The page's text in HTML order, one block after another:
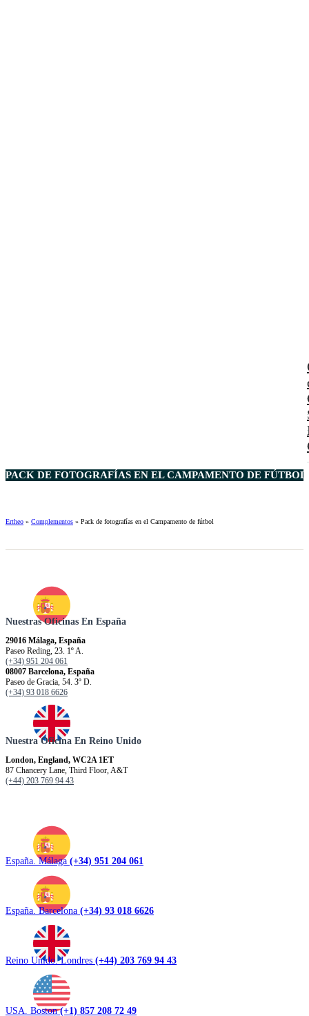
PACK DE FOTOGRAFÍAS EN EL CAMPAMENTO DE FÚTBOL
Ertheo » Complementos » Pack de fotografías en el Campamento de fútbol
Nuestras Oficinas En España
29016 Málaga, España
Paseo Reding, 23. 1º A.
(+34) 951 204 061
08007 Barcelona, España
Paseo de Gracia, 54. 3º D.
(+34) 93 018 6626
Nuestra Oficina En Reino Unido
London, England, WC2A 1ET
87 Chancery Lane, Third Floor, A&T
(+44) 203 769 94 43
España. Málaga (+34) 951 204 061
España. Barcelona (+34) 93 018 6626
Reino Unido. Londres (+44) 203 769 94 43
USA. Boston(+1) 857 208 72 49